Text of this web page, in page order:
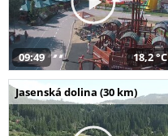
09:49 18,2 °C
Jasenská dolina (30 km)